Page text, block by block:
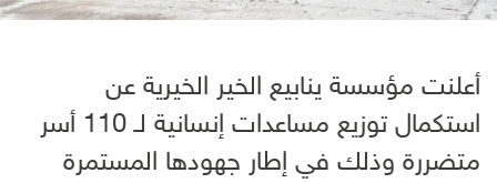
أعلنت مؤسسة ينابيع الخير الخيرية عن
استكمال توزيع مساعدات إنسانية لـ 110 أسر
متضررة وذلك في إطار جهودها المستمرة